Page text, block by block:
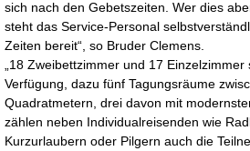
sich nach den Gebetszeiten. Wer dies
steht das Service-Personal
Zeiten bereit“, so Bruder Clemens.
„18 Zweibettzimmer und 17
Verfügung, dazu fünf Tagungsräume
Quadratmetern, drei davon mit
zählen neben Individualreisenden wie
Kurzurlaubern oder Pilgern auch die